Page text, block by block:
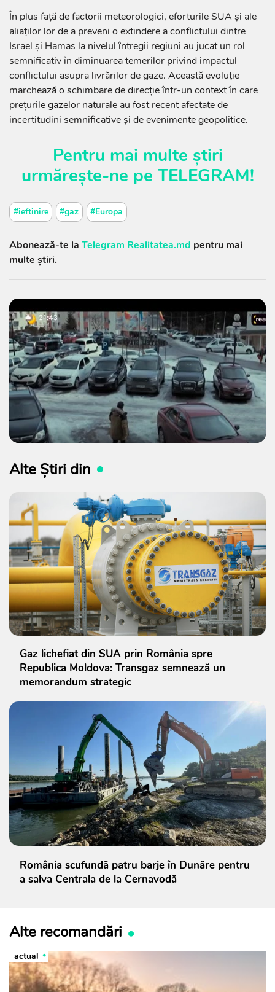
În plus față de factorii meteorologici, eforturile SUA și ale
aliaților lor de a preveni o extindere a conflictului dintre
Israel și Hamas la nivelul întregii regiuni au jucat un rol
semnificativ în diminuarea temerilor privind impactul
conflictului asupra livrărilor de gaze. Această evoluție
marchează o schimbare de direcție într-un context în care
prețurile gazelor naturale au fost recent afectate de
incertitudini semnificative și de evenimente geopolitice.
Pentru mai multe știri
urmărește-ne pe TELEGRAM!
#ieftinire #gaz #Europa
Abonează-te la Telegram Realitatea.md pentru mai
multe știri.
Alte Știri din
Gaz lichefiat din SUA prin România spre
Republica Moldova: Transgaz semnează un
memorandum strategic
România scufundă patru barje în Dunăre pentru
a salva Centrala de la Cernavodă
Alte recomandări
actual